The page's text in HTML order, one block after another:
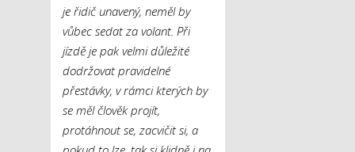
je řidič unavený, neměl by
vůbec sedat za volant. Při
jízdě je pak velmi důležité
dodržovat pravidelné
přestávky, v rámci kterých by
se měl člověk projít,
protáhnout se, zacvičit si, a